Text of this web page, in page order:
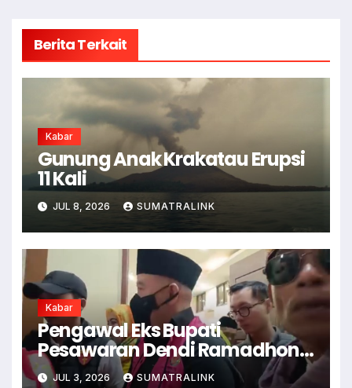
Berita Terkait
Kabar
Gunung Anak Krakatau Erupsi
11 Kali
JUL 8, 2026 SUMATRALINK
Kabar
Pengawal Eks Bupati
Pesawaran Dendi Ramadhona
Pukul Kamera Wartawan
JUL 3, 2026 SUMATRALINK